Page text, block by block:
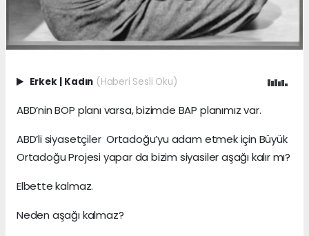
Erkek Kadın (Haberi Sesli Oku)
ABD’nin BOP planı varsa, bizimde BAP planımız var.
ABD’li siyasetçiler Ortadoğu’yu adam etmek için Büyük
Ortadoğu Projesi yapar da bizim siyasiler aşağı kalır mı?
Elbette kalmaz.
Neden aşağı kalmaz?